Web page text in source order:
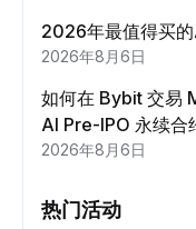
2026年最值得买
2026年8月6日
如何在 Bybit 交易
AI Pre-IPO 永续合
2026年8月6日
热门活动